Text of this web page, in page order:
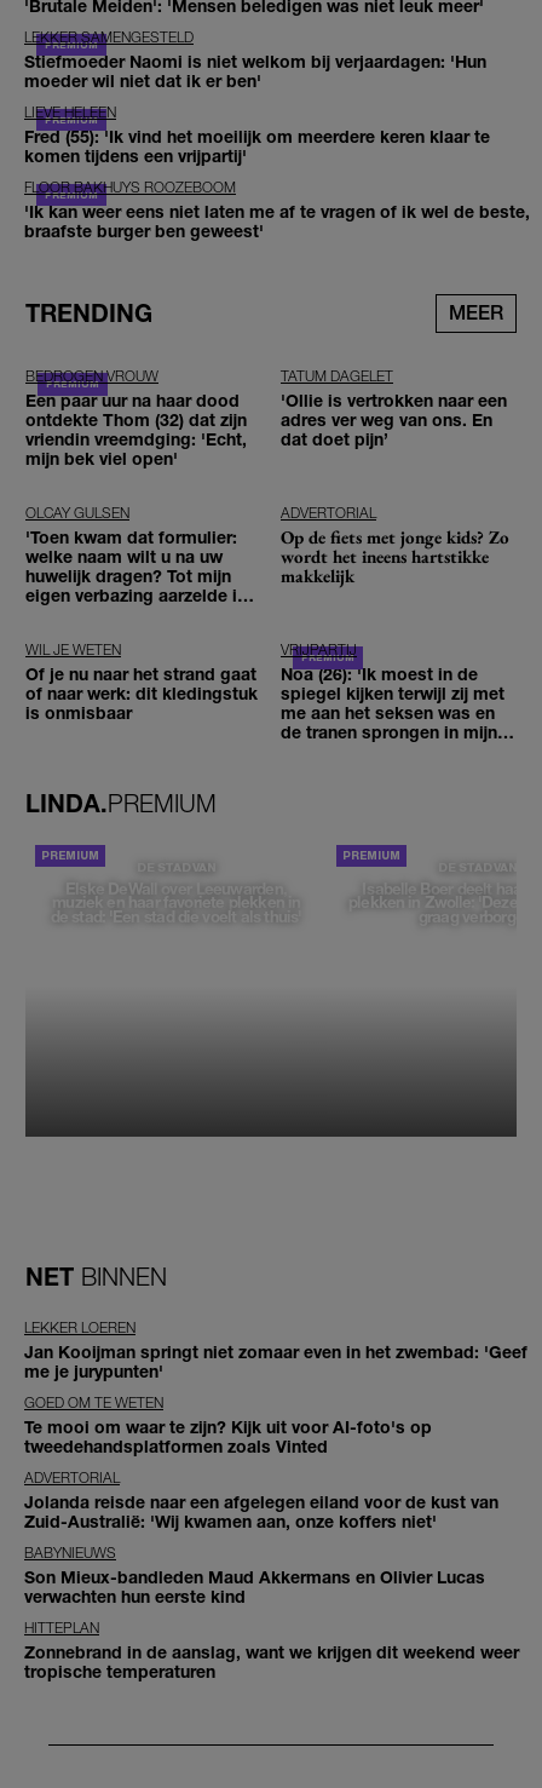
'Brutale Meiden': 'Mensen beledigen was niet leuk meer'
LEKKER SAMENGESTELD
Stiefmoeder Naomi is niet welkom bij verjaardagen: 'Hun
moeder wil niet dat ik er ben'
LIEVE HELEEN
Fred (55): 'Ik vind het moeilijk om meerdere keren klaar te
komen tijdens een vrijpartij'
FLOOR BAKHUYS ROOZEBOOM
'Ik kan weer eens niet laten me af te vragen of ik wel de beste,
braafste burger ben geweest'
TRENDING MEER
BEDROGEN VROUW
Een paar uur na haar dood
ontdekte Thom (32) dat zijn
vriendin vreemdging: 'Echt,
mijn bek viel open'
TATUM DAGELET
'Ollie is vertrokken naar een
adres ver weg van ons. En
dat doet pijn’
OLCAY GULSEN
'Toen kwam dat formulier:
welke naam wilt u na uw
huwelijk dragen? Tot mijn
eigen verbazing aarzelde ik
ADVERTORIAL
Op de fiets met jonge kids? Zo
wordt het ineens hartstikke
makkelijk
WIL JE WETEN
Of je nu naar het strand gaat
of naar werk: dit kledingstuk
is onmisbaar
VRIJPARTIJ
Noa (26): 'Ik moest in de
spiegel kijken terwijl zij met
me aan het seksen was en
de tranen sprongen in mijn
LINDA.PREMIUM
DE STAD VAN
Elske DeWall over Leeuwarden,
muziek en haar favoriete plekken in
de stad: 'Een stad die voelt als thuis'
DE STAD VAN
Isabelle Boer deelt haar
plekken in Zwolle: 'Deze
graag verborgen'
NET BINNEN
LEKKER LOEREN
Jan Kooijman springt niet zomaar even in het zwembad: 'Geef
me je jurypunten'
GOED OM TE WETEN
Te mooi om waar te zijn? Kijk uit voor AI-foto's op
tweedehandsplatformen zoals Vinted
ADVERTORIAL
Jolanda reisde naar een afgelegen eiland voor de kust van
Zuid-Australië: 'Wij kwamen aan, onze koffers niet'
BABYNIEUWS
Son Mieux-bandleden Maud Akkermans en Olivier Lucas
verwachten hun eerste kind
HITTEPLAN
Zonnebrand in de aanslag, want we krijgen dit weekend weer
tropische temperaturen